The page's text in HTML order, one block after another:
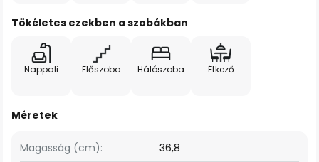
Tökéletes ezekben a szobákban
Nappali Előszoba Hálószoba Étkező
Méretek
Magasság (cm):
36,8